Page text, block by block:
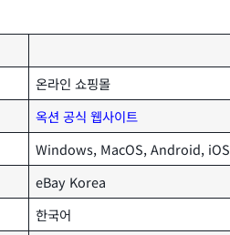
온라인 쇼핑몰
옥션 공식 웹사이트
Windows, MacOS, Android, iOS
eBay Korea
한국어